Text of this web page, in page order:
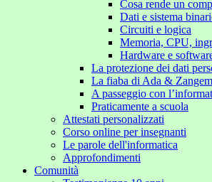
Cosa rende un
Dati e sistema
Circuiti e logica
Memoria, CPU,
Hardware e
La protezione dei dati
La fiaba di Ada &
A passeggio con
Praticamente a scuola
Attestati personalizzati
Corso online per insegnanti
Le parole dell'informatica
Approfondimenti
Comunità